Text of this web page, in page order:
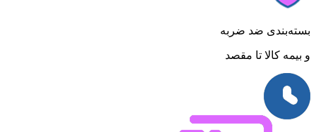
بسته‌بندی ضد ضربه
و بیمه کالا تا مقصد